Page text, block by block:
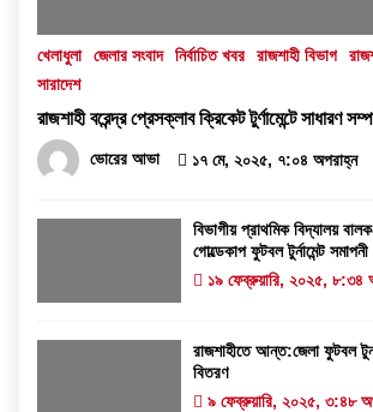
খেলাধুলা জেলার সংবাদ নির্বাচিত খবর রাজশাহী বিভাগ
সারাদেশ
রাজশাহী বরেন্দ্র প্রেসক্লাব ক্রিকেট টুর্ণামেন্টে সাধারণ
ভোরের আভা ১৭ মে, ২০২৫, ৭:০৪ অপরাহ্ন
বিভাগীয় প্রাথমিক বিদ্যালয়
গোল্ডেকাপ ফুটবল টুর্নামেন্ট
১৯ ফেব্রুয়ারি, ২০২৫, ৮:৩৪
রাজশাহীতে আন্ত:জেলা ফুটবল
বিতরণ
৯ ফেব্রুয়ারি, ২০২৫, ৩:৪৮